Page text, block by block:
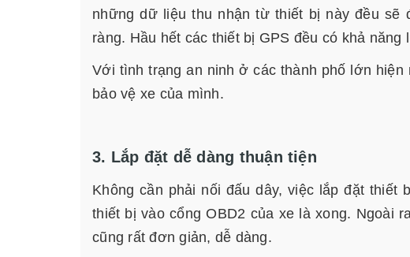
những dữ liệu thu nhận từ thiết bị này đều
ràng. Hầu hết các thiết bị GPS đều có khả
Với tình trạng an ninh ở các thành phố lớn
bảo vệ xe của mình.
3. Lắp đặt dễ dàng thuận tiện
Không cần phải nối đấu dây, việc lắp đặt thiết
thiết bị vào cổng OBD2 của xe là xong. Ngoài
cũng rất đơn giản, dễ dàng.